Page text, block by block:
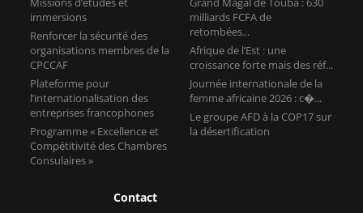
immersions
Renforcer la sécurité des
organisations membres de la
CPCCAF
Plateforme pour
l’internationalisation des
entreprises francophones
Programme « Excellence et
Compétitivité des Chambres
Consulaires »
milliards FCFA de
retombées...
Afrique de l’Est : une
croissance forte mais des réf...
Journée internationale de la
femme africaine 2026 : c�...
Le groupe AFD à la COP17 sur
la désertification
Contact